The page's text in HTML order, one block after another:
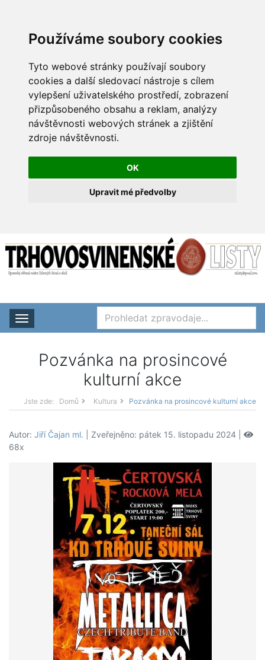
Používáme soubory cookies
Tyto webové stránky používají soubory
cookies a další sledovací nástroje s cílem
vylepšení uživatelského prostředí, zobrazení
přizpůsobeného obsahu a reklam, analýzy
návštěvnosti webových stránek a zjištění
zdroje návštěvnosti.
OK
Upravit mé předvolby
Rozbalit nabídku
Pozvánka na prosincové
kulturní akce
Jste zde: Domů Kultura Pozvánka na prosincové kulturní akce
Autor: Jiří Čajan ml. | Zveřejněno: pátek 15. listopadu 2024 |
68x